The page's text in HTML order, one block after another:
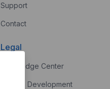
Support
Contact
Legal
Knowledge Center
Custom Development